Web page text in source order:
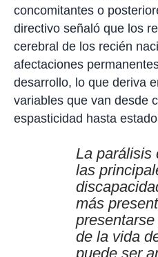
concomitantes o
directivo señaló que los
cerebral de los recién
afectaciones
desarrollo, lo que deriva
variables que van desde
espasticidad hasta
La parálisis
las
más
de la vida
puede ser